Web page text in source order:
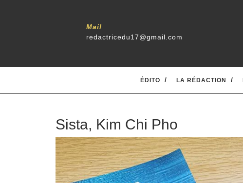
Mail
redactricedu17@gmail.com
ÉDITO LA RÉDACTION
Sista, Kim Chi Pho